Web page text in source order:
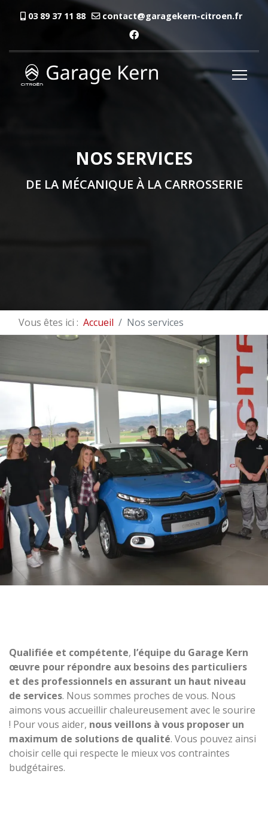
03 89 37 11 88 contact@garagekern-citroen.fr
NOS SERVICES
DE LA MÉCANIQUE À LA CARROSSERIE
Vous êtes ici : Accueil Nos services
Qualifiée et compétente, l’équipe du Garage Kern
œuvre pour répondre aux besoins des particuliers
et des professionnels en assurant un haut niveau
de services. Nous sommes proches de vous. Nous
aimons vous accueillir chaleureusement avec le sourire
! Pour vous aider, nous veillons à vous proposer un
maximum de solutions de qualité. Vous pouvez ainsi
choisir celle qui respecte le mieux vos contraintes
budgétaires.